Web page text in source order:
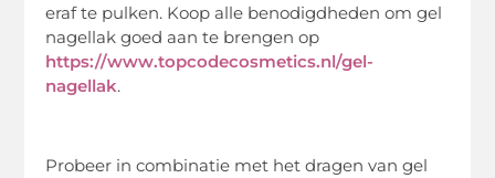
eraf te pulken. Koop alle benodigdheden om gel
nagellak goed aan te brengen op
https://www.topcodecosmetics.nl/gel-
nagellak.
Probeer in combinatie met het dragen van gel